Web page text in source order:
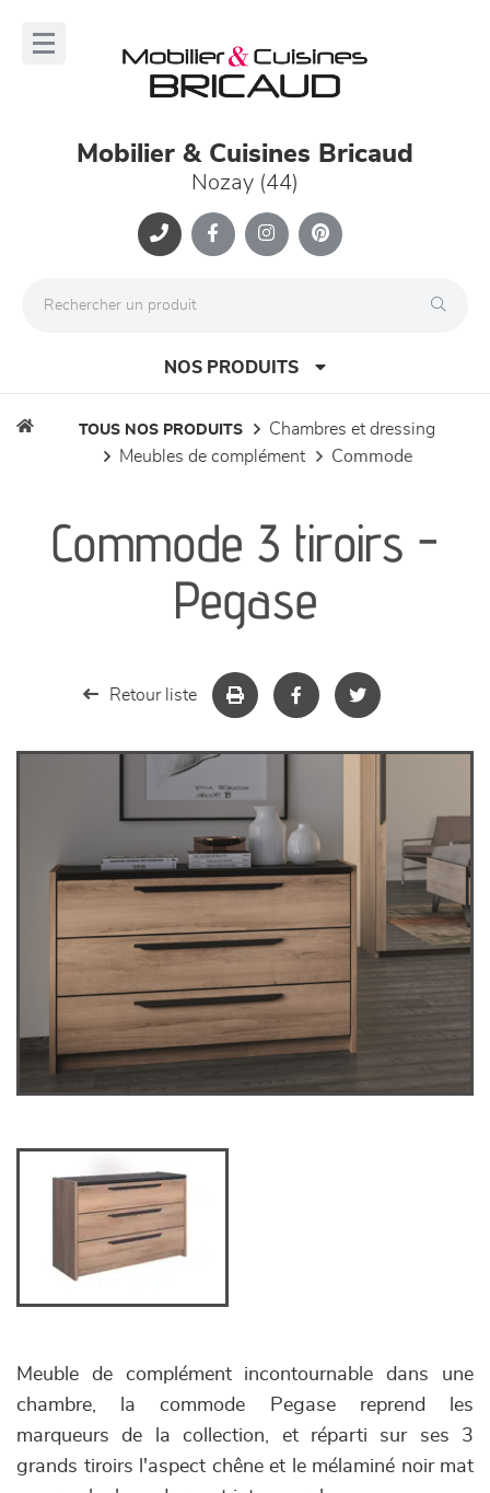
Mobilier & Cuisines Bricaud
Nozay (44)
NOS PRODUITS
séjours
meubles de complément
TOUS NOS PRODUITS
chambres et dressing
meubles de complément
commode
Commode 3 tiroirs -
Pegase
Retour liste
Meuble de complément incontournable dans une
chambre, la commode Pegase reprend les
marqueurs de la collection, et réparti sur ses 3
grands tiroirs l'aspect chêne et le mélaminé noir mat